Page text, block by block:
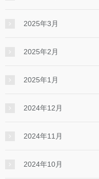
2025年3月
2025年2月
2025年1月
2024年12月
2024年11月
2024年10月